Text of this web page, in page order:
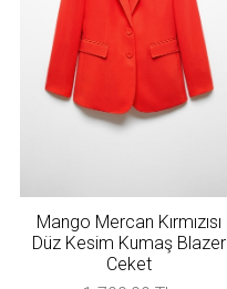
Mango Mercan Kırmızısı
Düz Kesim Kumaş Blazer
Ceket